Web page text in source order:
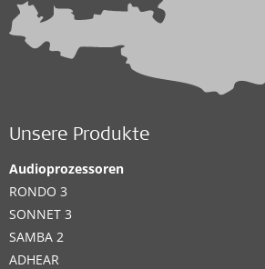
Unsere Produkte
Audioprozessoren
RONDO 3
SONNET 3
SAMBA 2
ADHEAR